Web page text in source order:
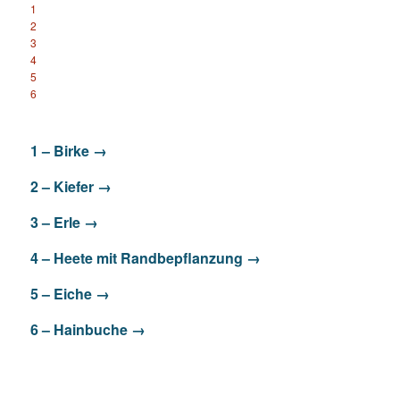
1
2
3
4
5
6
1 – Birke →
2 – Kiefer →
3 – Erle →
4 – Heete mit Randbepflanzung →
5 – Eiche →
6 – Hainbuche →